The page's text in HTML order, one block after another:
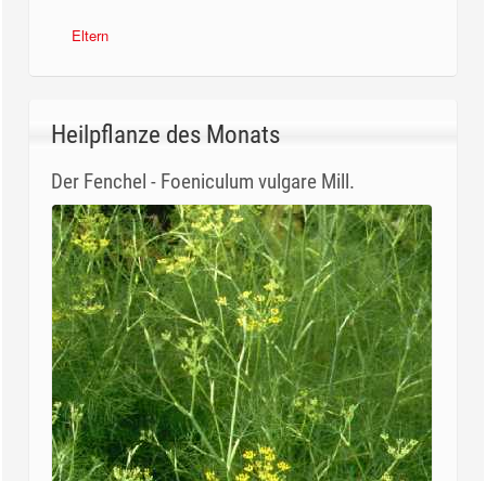
Eltern
medizini
Heilpflanze des Monats
Der Fenchel - Foeniculum vulgare Mill.